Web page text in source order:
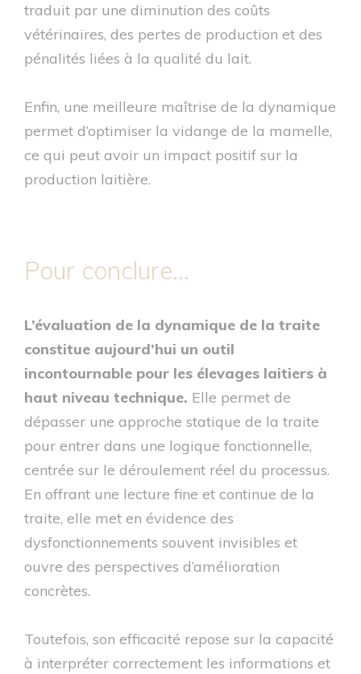
traduit par une diminution des coûts
vétérinaires, des pertes de production et des
pénalités liées à la qualité du lait.
Enfin, une meilleure maîtrise de la dynamique
permet d’optimiser la vidange de la mamelle,
ce qui peut avoir un impact positif sur la
production laitière.
Pour conclure...
L’évaluation de la dynamique de la traite
constitue aujourd’hui un outil
incontournable pour les élevages laitiers à
haut niveau technique. Elle permet de
dépasser une approche statique de la traite
pour entrer dans une logique fonctionnelle,
centrée sur le déroulement réel du processus.
En offrant une lecture fine et continue de la
traite, elle met en évidence des
dysfonctionnements souvent invisibles et
ouvre des perspectives d’amélioration
concrètes.
Toutefois, son efficacité repose sur la capacité
à interpréter correctement les informations et